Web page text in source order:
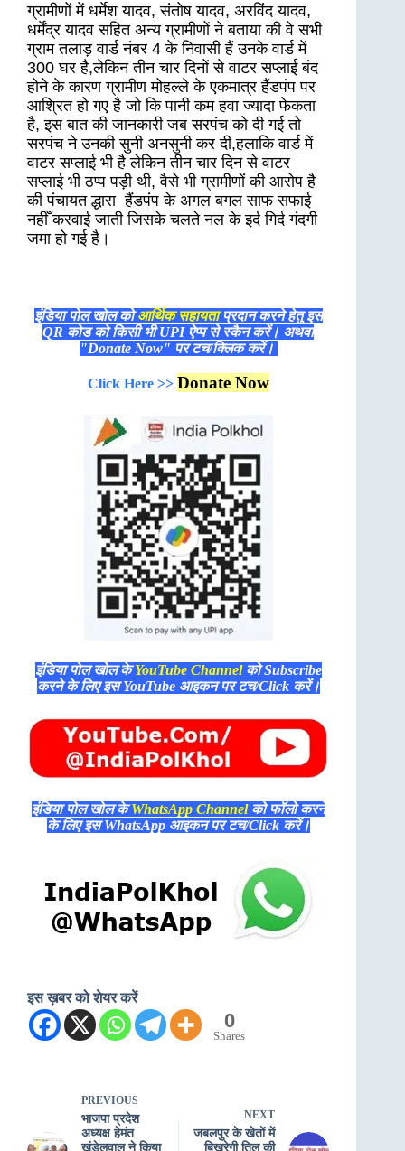
ग्रामीणों में धर्मेश यादव, संतोष यादव, अरविंद यादव,
धर्मेंद्र यादव सहित अन्य ग्रामीणों ने बताया की वे सभी
ग्राम तलाड़ वार्ड नंबर 4 के निवासी हैं उनके वार्ड में
300 घर है,लेकिन तीन चार दिनों से वाटर सप्लाई बंद
होने के कारण ग्रामीण मोहल्ले के एकमात्र हैंडपंप पर
आश्रित हो गए है जो कि पानी कम हवा ज्यादा फेकता
है, इस बात की जानकारी जब सरपंच को दी गई तो
सरपंच ने उनकी सुनी अनसुनी कर दी,हलाकि वार्ड में
वाटर सप्लाई भी है लेकिन तीन चार दिन से वाटर
सप्लाई भी ठप्प पड़ी थी, वैसे भी ग्रामीणों की आरोप है
की पंचायत द्धारा हैंडपंप के अगल बगल साफ सफाई
नहीँ करवाई जाती जिसके चलते नल के इर्द गिर्द गंदगी
जमा हो गई है।
इंडिया पोल खोल कोआर्थिक सहायताप्रदान करने हेतु इस
QR कोड को किसी भी UPI ऐप्प से स्कैन करें। अथवा
"Donate Now" पर टच/क्लिक करें।
Click Here >> Donate Now
इंडिया पोल खोल केYouTube Channelको Subscribe
करने के लिए इस YouTube आइकन पर टच/Click करें।
इंडिया पोल खोल केWhatsApp Channelको फॉलो करने
के लिए इस WhatsApp आइकन पर टच/Click करें।
इस ख़बर को शेयर करें
0
Shares
PREVIOUS
भाजपा प्रदेश
अध्यक्ष हेमंत
खंडेलवाल ने किया
NEXT
जबलपुर के खेतों में
बिखरेगी तिल की